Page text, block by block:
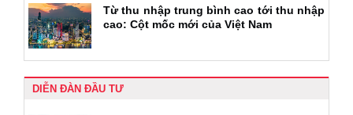
Từ thu nhập trung bình cao tới thu nhập
cao: Cột mốc mới của Việt Nam
DIỄN ĐÀN ĐẦU TƯ